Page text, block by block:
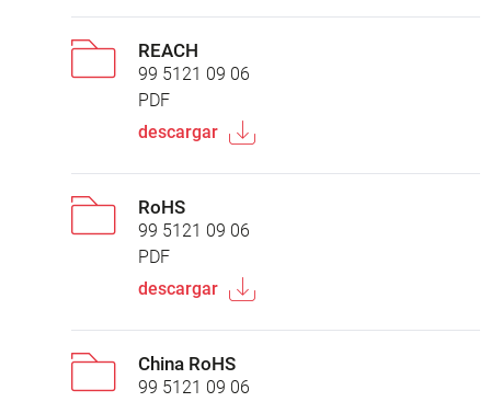
REACH
99 5121 09 06
PDF
descargar
RoHS
99 5121 09 06
PDF
descargar
China RoHS
99 5121 09 06